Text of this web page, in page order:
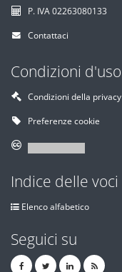
P. IVA 02263080133
Contattaci
Condizioni d'uso
Condizioni della privacy
Preferenze cookie
Indice delle voci
Elenco alfabetico
Seguici su